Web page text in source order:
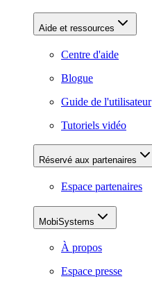
Aide et ressources
Centre d'aide
Blogue
Guide de l'utilisateur
Tutoriels vidéo
Réservé aux partenaires
Espace partenaires
MobiSystems
À propos
Espace presse